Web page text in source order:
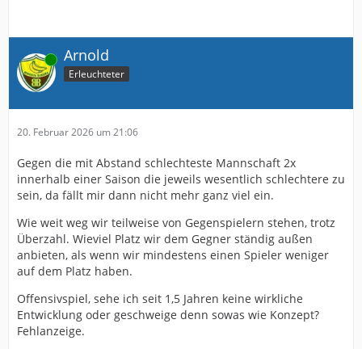
Online Arnold
Erleuchteter
20. Februar 2026 um 21:06
Gegen die mit Abstand schlechteste Mannschaft 2x
innerhalb einer Saison die jeweils wesentlich schlechtere zu
sein, da fällt mir dann nicht mehr ganz viel ein.
Wie weit weg wir teilweise von Gegenspielern stehen, trotz
Überzahl. Wieviel Platz wir dem Gegner ständig außen
anbieten, als wenn wir mindestens einen Spieler weniger
auf dem Platz haben.
Offensivspiel, sehe ich seit 1,5 Jahren keine wirkliche
Entwicklung oder geschweige denn sowas wie Konzept?
Fehlanzeige.